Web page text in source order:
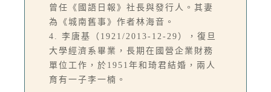
曾任《國語日報》社長與發行人。其妻
為《城南舊事》作者林海音。
4. 李唐基（1921/2013-12-29），復旦
大學經濟系畢業，長期在國營企業財務
單位工作，於1951年和琦君結婚，兩人
育有一子李一楠。